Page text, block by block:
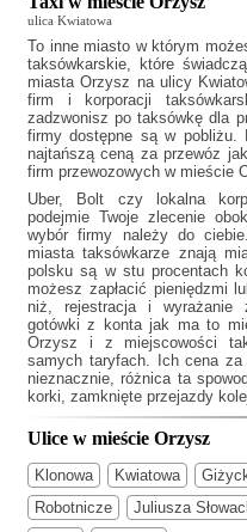
ulica Kwiatowa
To inne miasto w którym
taksówkarskie, które
miasta Orzysz na ulicy
firm i korporacji
zadzwonisz po taksówkę dla
firmy dostępne są w pobliżu.
najtańszą ceną za przewóz
firm przewozowych w mieście
Uber, Bolt czy lokalna
podejmie Twoje zlecenie
wybór firmy należy do
miasta taksówkarze znają
polsku są w stu procentach
możesz zapłacić pieniędzmi
niż, rejestracja i wyrażanie
gotówki z konta jak ma to
Orzysz i z miejscowości
samych taryfach. Ich cena
nieznacznie, różnica ta
korki, zamknięte przejazdy
Ulice w mieście Orzysz
Klonowa Kwiatowa
Robotnicze
Juliusza